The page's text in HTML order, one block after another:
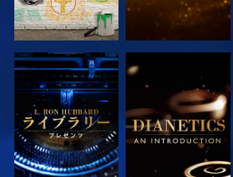
シリーズを探求 シリーズを探求